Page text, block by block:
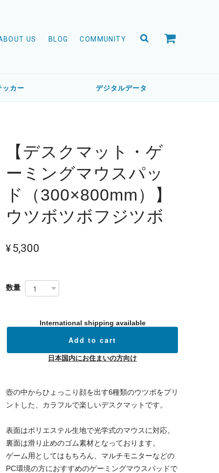
US BLOG COMMUNITY
ッカー デジタルデータ
【デスクマット・ゲ
ーミングマウスパッ
ド（300×800mm）】
ウツボツボフジツボ
¥5,300
数量
International shipping available
Add to cart
日本国内にお住まいの方向け
壺の中からひょっこり顔を出す6種類のウツボをプリ
ントした、カラフルで楽しいデスクマットです。
表面はポリエステル生地で光学式のマウスに対応。
裏面は滑り止めのゴム素材となっております。
ゲーム用としてはもちろん、マルチモニターなどの
PC環境の方におすすめのゲーミングマウスパッドで